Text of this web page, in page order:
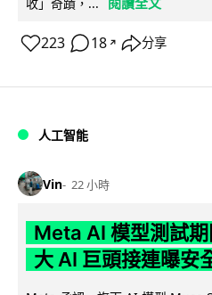
223 18 ↗ 分享
人工智能
Vin 22 小時
Meta AI 模型測試
大 AI 巨頭接連曝安